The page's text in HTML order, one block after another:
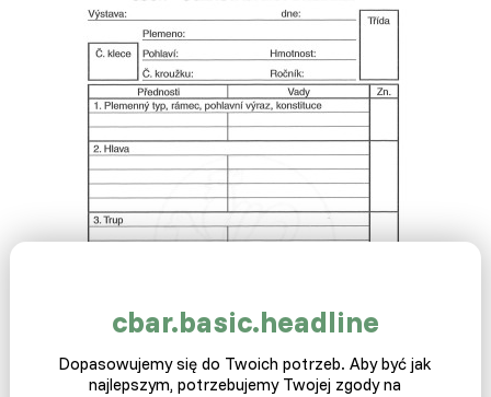
cbar.basic.headline
Dopasowujemy się do Twoich potrzeb. Aby być jak
najlepszym, potrzebujemy Twojej zgody na